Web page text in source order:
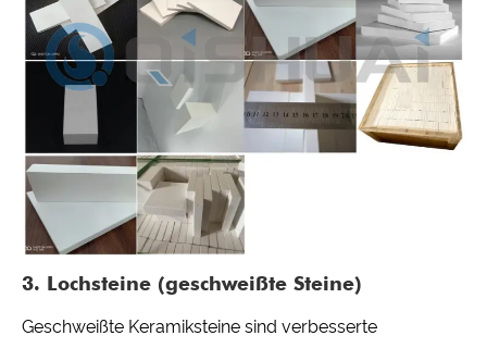
3. Lochsteine ​​(geschweißte Steine)
Geschweißte Keramiksteine ​​sind verbesserte